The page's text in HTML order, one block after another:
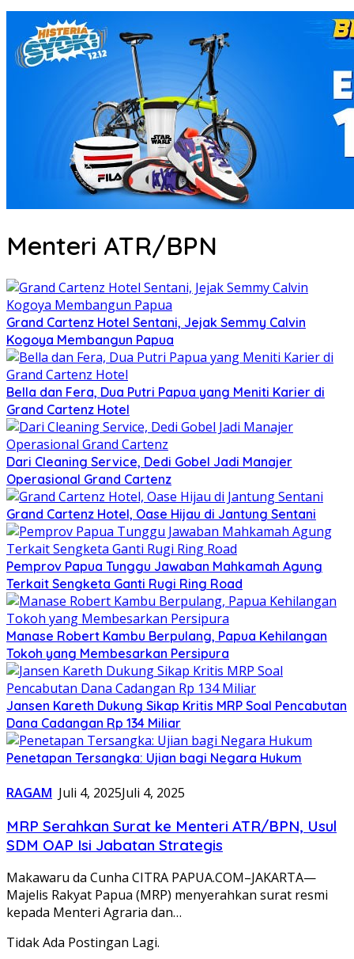
Menteri ATR/BPN
Grand Cartenz Hotel Sentani, Jejak Semmy Calvin
Kogoya Membangun Papua
Bella dan Fera, Dua Putri Papua yang Meniti Karier di
Grand Cartenz Hotel
Dari Cleaning Service, Dedi Gobel Jadi Manajer
Operasional Grand Cartenz
Grand Cartenz Hotel, Oase Hijau di Jantung Sentani
Pemprov Papua Tunggu Jawaban Mahkamah Agung
Terkait Sengketa Ganti Rugi Ring Road
Manase Robert Kambu Berpulang, Papua Kehilangan
Tokoh yang Membesarkan Persipura
Jansen Kareth Dukung Sikap Kritis MRP Soal Pencabutan
Dana Cadangan Rp 134 Miliar
Penetapan Tersangka: Ujian bagi Negara Hukum
RAGAM Juli 4, 2025Juli 4, 2025
MRP Serahkan Surat ke Menteri ATR/BPN, Usul
SDM OAP Isi Jabatan Strategis
Makawaru da Cunha CITRA PAPUA.COM–JAKARTA—
Majelis Rakyat Papua (MRP) menyerahkan surat resmi
kepada Menteri Agraria dan…
Tidak Ada Postingan Lagi.